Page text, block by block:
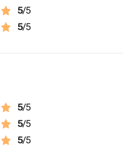
5/5
5/5
5/5
5/5
5/5